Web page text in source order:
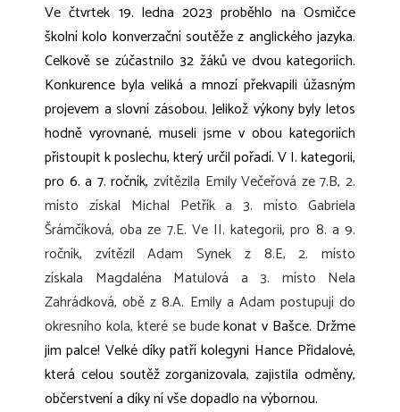
Ve čtvrtek 19. ledna 2023 proběhlo na Osmičce
školní kolo konverzační soutěže z anglického jazyka.
Celkově se zúčastnilo 32 žáků ve dvou kategoriích.
Konkurence byla veliká a mnozí překvapili úžasným
projevem a slovní zásobou. Jelikož výkony byly letos
hodně vyrovnané, museli jsme v obou kategoriích
přistoupit k poslechu, který určil pořadí. V I. kategorii,
pro 6. a 7. ročník, zvítězila Emily Večeřová ze 7.B, 2.
místo získal Michal Petřík a 3. místo Gabriela
Šrámčíková, oba ze 7.E. Ve II. kategorii, pro 8. a 9.
ročník, zvítězil Adam Synek z 8.E, 2. místo
získala Magdaléna Matulová a 3. místo Nela
Zahrádková, obě z 8.A. Emily a Adam postupují do
okresního kola, které se budekonat v Bašce. Držme
jim palce! Velké díky patří kolegyni Hance Přidalové,
která celou soutěž zorganizovala, zajistila odměny,
občerstvení a díky ní vše dopadlo na výbornou.